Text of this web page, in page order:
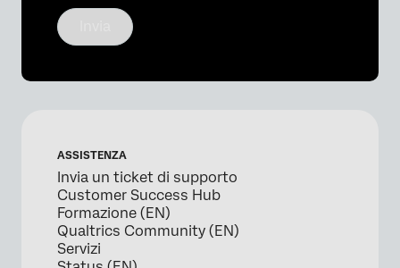
ASSISTENZA
Invia un ticket di supporto
Customer Success Hub
Formazione (EN)
Qualtrics Community (EN)
Servizi